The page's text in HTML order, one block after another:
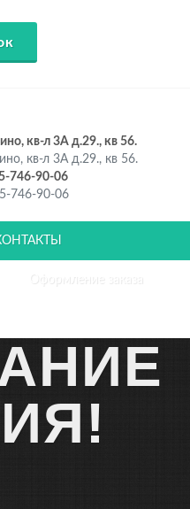
кв-л 3А д.29., кв 56.
кв-л 3А д.29., кв 56.
746-90-06
746-90-06